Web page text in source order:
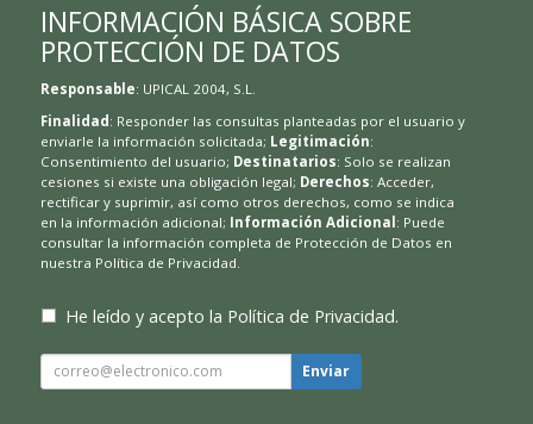
INFORMACIÓN BÁSICA SOBRE
PROTECCIÓN DE DATOS
Responsable: UPICAL 2004, S.L.
Finalidad: Responder las consultas planteadas por el usuario y
enviarle la información solicitada; Legitimación:
Consentimiento del usuario; Destinatarios: Solo se realizan
cesiones si existe una obligación legal; Derechos: Acceder,
rectificar y suprimir, así como otros derechos, como se indica
en la información adicional; Información Adicional: Puede
consultar la información completa de Protección de Datos en
nuestra Política de Privacidad
He leído y acepto la Política de Privacidad.
Enviar